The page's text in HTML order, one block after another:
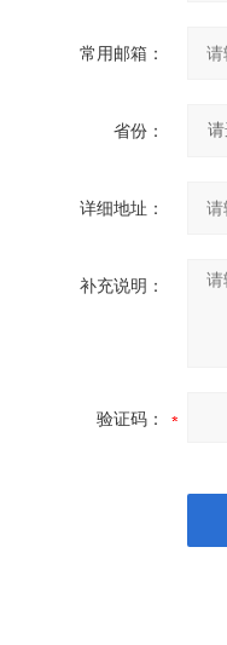
常用邮箱：
省份：
详细地址：
补充说明：
验证码：